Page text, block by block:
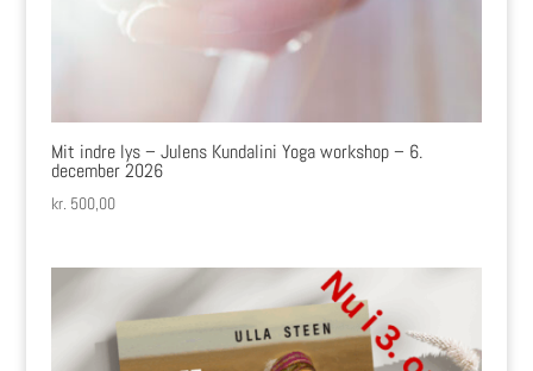
Mit indre lys – Julens Kundalini Yoga workshop – 6.
december 2026
kr. 500,00